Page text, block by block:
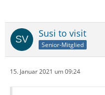
Susi to visit
Senior-Mitglied
15. Januar 2021 um 09:24